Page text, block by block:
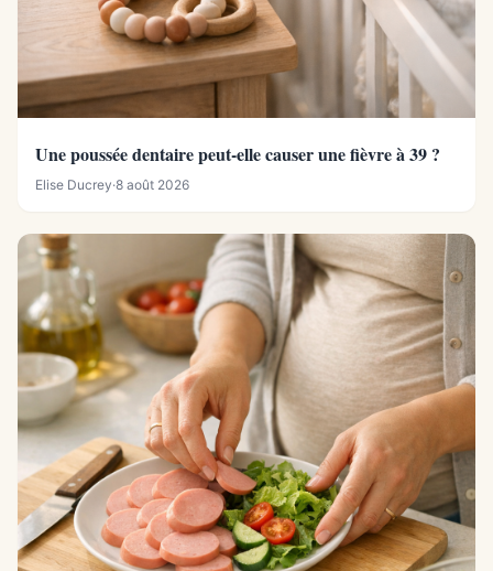
Une poussée dentaire peut-elle causer une fièvre à 39 ?
Elise Ducrey·8 août 2026